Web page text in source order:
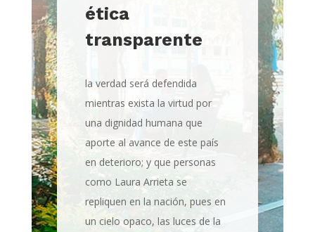
ética
transparente
la verdad será defendida
mientras exista la virtud por
una dignidad humana que
aporte al avance de este país
en deterioro; y que personas
como Laura Arrieta se
repliquen en la nación, pues en
un cielo opaco, las luces de la